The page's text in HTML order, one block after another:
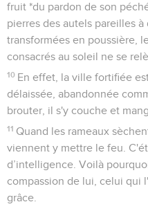
fruit *du pardon de son
pierres des autels pareilles à
transformées en poussière,
consacrés au soleil ne se
10 En effet, la ville fortifiée
délaissée, abandonnée
brouter, il s'y couche et
11 Quand les rameaux
viennent y mettre le feu.
d’intelligence. Voilà
compassion de lui, celui qui
grâce.